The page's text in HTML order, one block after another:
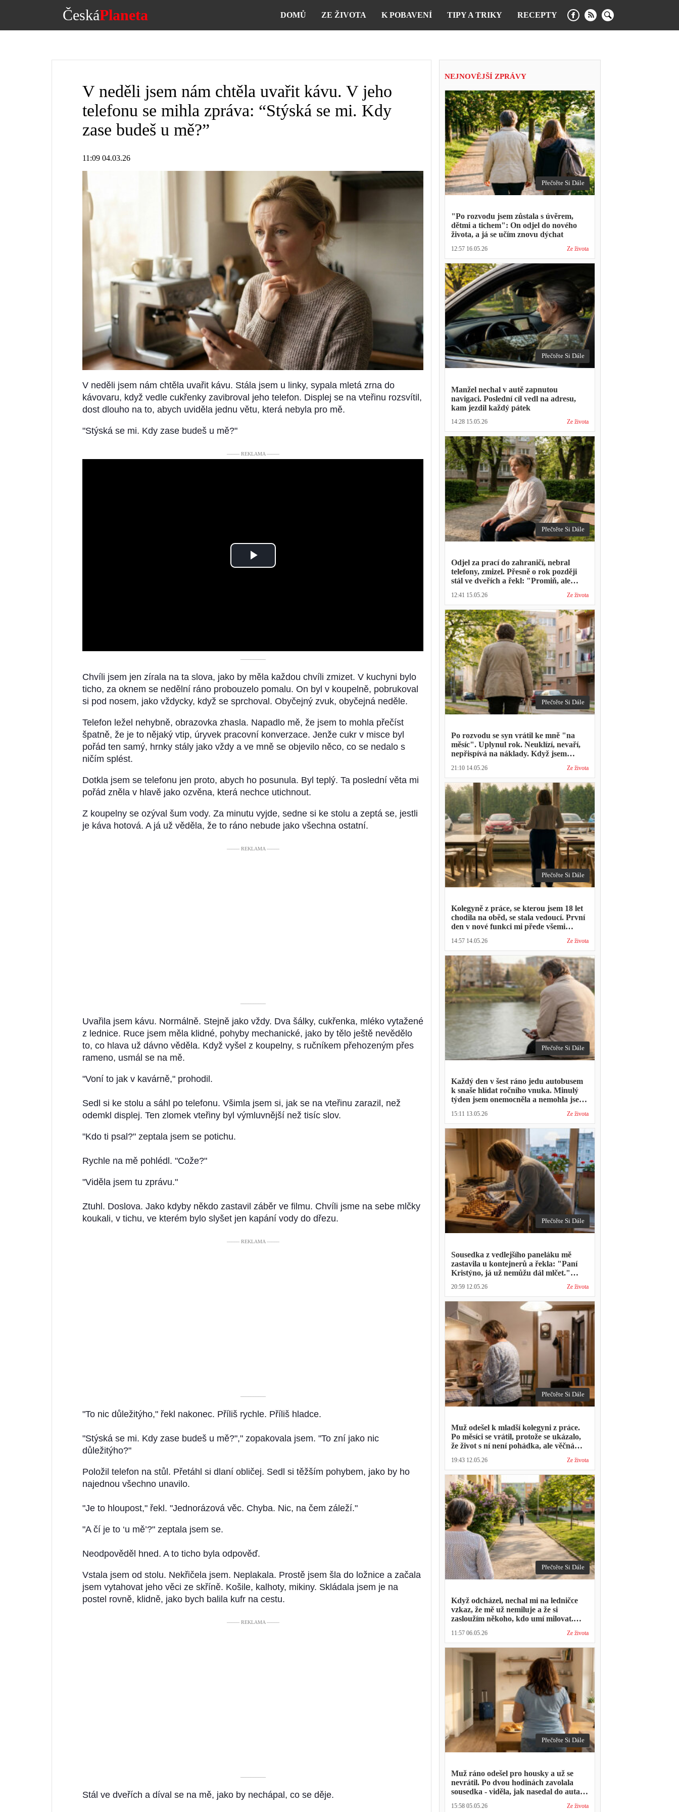
ČeskáPlaneta DOMŮ ZE ŽIVOTA K POBAVENÍ TIPY A TRIKY RECEPTY
V neděli jsem nám chtěla uvařit kávu. V jeho
telefonu se mihla zpráva: “Stýská se mi. Kdy
zase budeš u mě?”
11:09 04.03.26
V neděli jsem nám chtěla uvařit kávu. Stála jsem u linky, sypala mletá zrna do
kávovaru, když vedle cukřenky zavibroval jeho telefon. Displej se na vteřinu rozsvítil,
dost dlouho na to, abych uviděla jednu větu, která nebyla pro mě.
"Stýská se mi. Kdy zase budeš u mě?"
––––– REKLAMA –––––
Play
––––––––––
Chvíli jsem jen zírala na ta slova, jako by měla každou chvíli zmizet. V kuchyni bylo
ticho, za oknem se nedělní ráno probouzelo pomalu. On byl v koupelně, pobrukoval
si pod nosem, jako vždycky, když se sprchoval. Obyčejný zvuk, obyčejná neděle.
Telefon ležel nehybně, obrazovka zhasla. Napadlo mě, že jsem to mohla přečíst
špatně, že je to nějaký vtip, úryvek pracovní konverzace. Jenže cukr v misce byl
pořád ten samý, hrnky stály jako vždy a ve mně se objevilo něco, co se nedalo s
ničím splést.
Dotkla jsem se telefonu jen proto, abych ho posunula. Byl teplý. Ta poslední věta mi
pořád zněla v hlavě jako ozvěna, která nechce utichnout.
Z koupelny se ozýval šum vody. Za minutu vyjde, sedne si ke stolu a zeptá se, jestli
je káva hotová. A já už věděla, že to ráno nebude jako všechna ostatní.
––––– REKLAMA –––––
––––––––––
Uvařila jsem kávu. Normálně. Stejně jako vždy. Dva šálky, cukřenka, mléko vytažené
z lednice. Ruce jsem měla klidné, pohyby mechanické, jako by tělo ještě nevědělo
to, co hlava už dávno věděla. Když vyšel z koupelny, s ručníkem přehozeným přes
rameno, usmál se na mě.
"Voní to jak v kavárně," prohodil.
Sedl si ke stolu a sáhl po telefonu. Všimla jsem si, jak se na vteřinu zarazil, než
odemkl displej. Ten zlomek vteřiny byl výmluvnější než tisíc slov.
"Kdo ti psal?" zeptala jsem se potichu.
Rychle na mě pohlédl. "Cože?"
"Viděla jsem tu zprávu."
Ztuhl. Doslova. Jako kdyby někdo zastavil záběr ve filmu. Chvíli jsme na sebe mlčky
koukali, v tichu, ve kterém bylo slyšet jen kapání vody do dřezu.
––––– REKLAMA –––––
––––––––––
"To nic důležitýho," řekl nakonec. Příliš rychle. Příliš hladce.
"Stýská se mi. Kdy zase budeš u mě?"," zopakovala jsem. "To zní jako nic
důležitýho?"
Položil telefon na stůl. Přetáhl si dlaní obličej. Sedl si těžším pohybem, jako by ho
najednou všechno unavilo.
"Je to hloupost," řekl. "Jednorázová věc. Chyba. Nic, na čem záleží."
"A čí je to ‘u mě’?" zeptala jsem se.
Neodpověděl hned. A to ticho byla odpověď.
Vstala jsem od stolu. Nekřičela jsem. Neplakala. Prostě jsem šla do ložnice a začala
jsem vytahovat jeho věci ze skříně. Košile, kalhoty, mikiny. Skládala jsem je na
postel rovně, klidně, jako bych balila kufr na cestu.
––––– REKLAMA –––––
––––––––––
Stál ve dveřích a díval se na mě, jako by nechápal, co se děje.
NEJNOVĚJŠÍ ZPRÁVY
Přečtěte Si Dále
"Po rozvodu jsem zůstala s úvěrem,
dětmi a tichem": On odjel do nového
života, a já se učím znovu dýchat
12:57 16.05.26 Ze života
Přečtěte Si Dále
Manžel nechal v autě zapnutou
navigaci. Poslední cíl vedl na adresu,
kam jezdil každý pátek
14:28 15.05.26 Ze života
Přečtěte Si Dále
Odjel za prací do zahraničí, nebral
telefony, zmizel. Přesně o rok později
stál ve dveřích a řekl: "Promiň, ale
12:41 15.05.26 Ze života
Přečtěte Si Dále
Po rozvodu se syn vrátil ke mně "na
měsíc". Uplynul rok. Neuklízí, nevaří,
nepřispívá na náklady. Když jsem
přece nevyhodíš vlastní dítě."
21:10 14.05.26 Ze života
Přečtěte Si Dále
Kolegyně z práce, se kterou jsem 18 let
chodila na oběd, se stala vedoucí. První
den v nové funkci mi přede všemi
Přestávka trvala stejně jako vždycky
14:57 14.05.26 Ze života
Přečtěte Si Dále
Každý den v šest ráno jedu autobusem
k snaše hlídat ročního vnuka. Minulý
týden jsem onemocněla a nemohla jsem
den volna. Víš, kolik nás to stálo?"
15:11 13.05.26 Ze života
Přečtěte Si Dále
Sousedka z vedlejšího paneláku mě
zastavila u kontejnerů a řekla: "Paní
Kristýno, já už nemůžu dál mlčet."
manžela ve čtvrtky na lavičce před
lékárnou s tou samou ženou
20:59 12.05.26 Ze života
Přečtěte Si Dále
Muž odešel k mladší kolegyni z práce.
Po měsíci se vrátil, protože se ukázalo,
že život s ní není pohádka, ale věčná
19:43 12.05.26 Ze života
Přečtěte Si Dále
Když odcházel, nechal mi na ledničce
vzkaz, že mě už nemiluje a že si
zasloužím někoho, kdo umí milovat.
mohl přijít na nedělní oběd, protože ta
druhá ho vyhodila a nemá kde strávit
svátky
11:57 06.05.26 Ze života
Přečtěte Si Dále
Muž ráno odešel pro housky a už se
nevrátil. Po dvou hodinách zavolala
sousedka - viděla, jak nasedal do auta s
týden pomáhala balit na služební cestu
15:58 05.05.26 Ze života